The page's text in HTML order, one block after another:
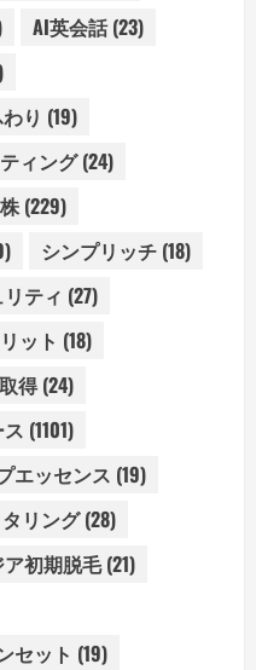
AI英会話(23)
り (19)
ィング(24)
(229)
シンプリッチ (18)
ティ (27)
ット (18)
得(24)
(1101)
エッセンス (19)
リング(28)
初期脱毛(21)
セット (19)